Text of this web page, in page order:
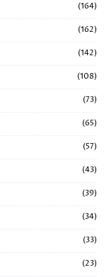
(164)
(162)
(142)
(108)
(73)
(65)
(57)
(43)
(39)
(34)
(33)
(23)